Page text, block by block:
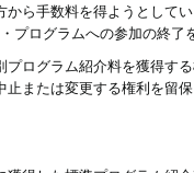
ら手数料を得ようとして
ログラムへの参加の終了
ログラム紹介料を獲得す
または変更する権利を留